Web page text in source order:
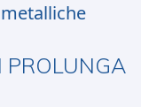
PROLUNGA